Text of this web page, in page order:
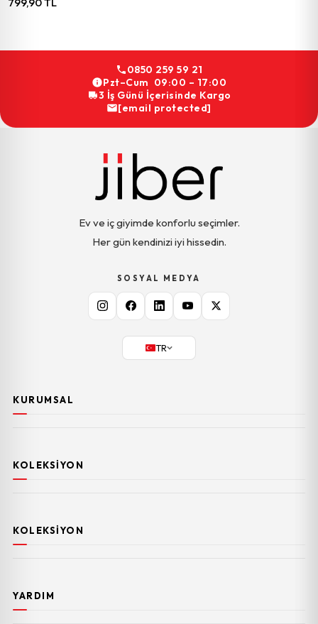
0850 259 59 21
Pzt–Cum 09:00 – 17:00
3 İş Günü İçerisinde Kargo
[email protected]
Ev ve iç giyimde konforlu seçimler.
Her gün kendinizi iyi hissedin.
SOSYAL MEDYA
TR
KURUMSAL
KOLEKSIYON
KOLEKSIYON
YARDIM